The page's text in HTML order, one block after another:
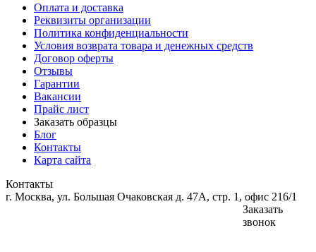
Оплата и доставка
Реквизиты организации
Политика конфиденциальности
Условия возврата товара и денежных средств
Договор оферты
Отзывы
Гарантии
Вакансии
Прайс лист
Заказать образцы
Блог
Контакты
Карта сайта
Контакты
г. Москва, ул. Большая Очаковская д. 47А, стр. 1, офис 216/1
Заказать
звонок